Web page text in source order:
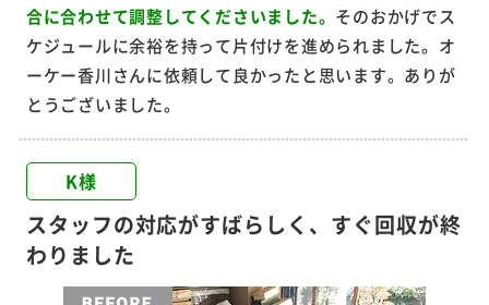
合に合わせて調整してくださいました。 そのおかげでス
ケジュールに余裕を持って片付けを進められました。オ
ーケー香川さんに依頼して良かったと思います。ありが
とうございました。
K様
スタッフの対応がすばらしく、すぐ回収が終
わりました